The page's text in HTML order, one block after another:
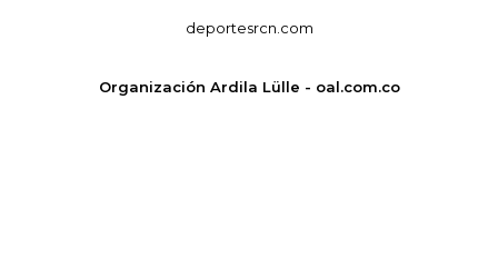
deportesrcn.com
Organización Ardila Lülle - oal.com.co